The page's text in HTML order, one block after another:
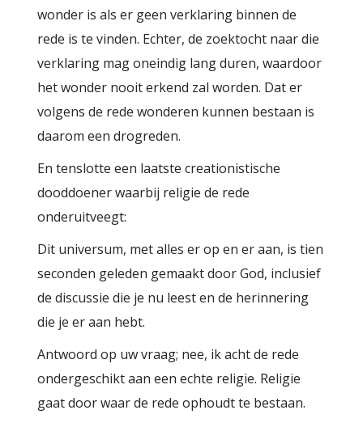
wonder is als er geen verklaring binnen de
rede is te vinden. Echter, de zoektocht naar die
verklaring mag oneindig lang duren, waardoor
het wonder nooit erkend zal worden. Dat er
volgens de rede wonderen kunnen bestaan is
daarom een drogreden.
En tenslotte een laatste creationistische
dooddoener waarbij religie de rede
onderuitveegt:
Dit universum, met alles er op en er aan, is tien
seconden geleden gemaakt door God, inclusief
de discussie die je nu leest en de herinnering
die je er aan hebt.
Antwoord op uw vraag; nee, ik acht de rede
ondergeschikt aan een echte religie. Religie
gaat door waar de rede ophoudt te bestaan.